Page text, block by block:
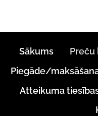
Sākums Preču
Piegāde/
Atteikuma